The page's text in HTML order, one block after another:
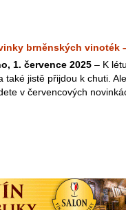
brněnských vinoték
1. července 2025 – K
také jistě přijdou k chuti.
v červencových